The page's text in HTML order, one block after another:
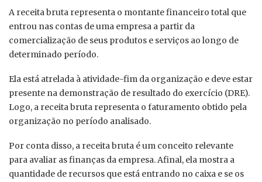
A receita bruta representa o montante financeiro total que
entrou nas contas de uma empresa a partir da
comercialização de seus produtos e serviços ao longo de
determinado período.
Ela está atrelada à atividade-fim da organização e deve estar
presente na demonstração de resultado do exercício (DRE).
Logo, a receita bruta representa o faturamento obtido pela
organização no período analisado.
Por conta disso, a receita bruta é um conceito relevante
para avaliar as finanças da empresa. Afinal, ela mostra a
quantidade de recursos que está entrando no caixa e se os